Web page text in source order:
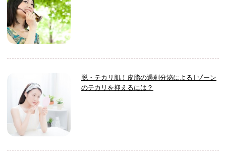
脱・テカリ肌！皮脂の過剰分泌によるTゾーン
のテカリを抑えるには？